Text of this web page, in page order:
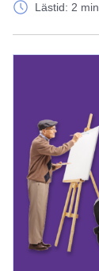
Lästid: 2 min